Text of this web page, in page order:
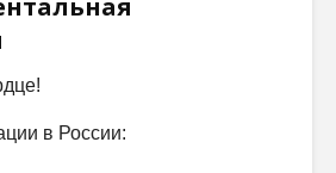
в России: